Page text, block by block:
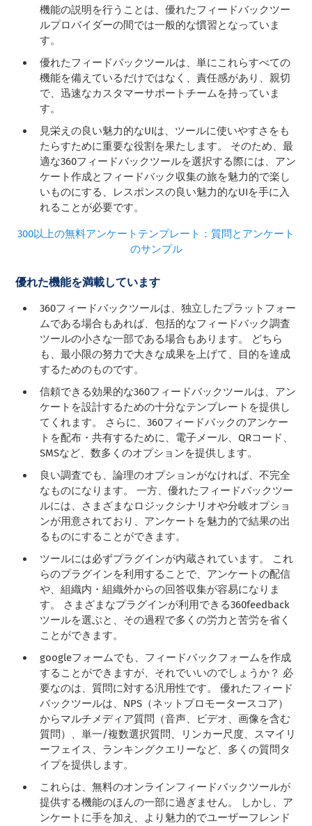
機能の説明を行うことは、優れたフィードバックツー
ルプロバイダーの間では一般的な慣習となっていま
す。
優れたフィードバックツールは、単にこれらすべての
機能を備えているだけではなく、責任感があり、親切
で、迅速なカスタマーサポートチームを持っていま
す。
見栄えの良い魅力的なUIは、ツールに使いやすさをも
たらすために重要な役割を果たします。 そのため、最
適な360フィードバックツールを選択する際には、アン
ケート作成とフィードバック収集の旅を魅力的で楽し
いものにする、レスポンスの良い魅力的なUIを手に入
れることが必要です。
300以上の無料アンケートテンプレート：質問とアンケート
のサンプル
優れた機能を満載しています
360フィードバックツールは、独立したプラットフォー
ムである場合もあれば、包括的なフィードバック調査
ツールの小さな一部である場合もあります。 どちら
も、最小限の努力で大きな成果を上げて、目的を達成
するためのものです。
信頼できる効果的な360フィードバックツールは、アン
ケートを設計するための十分なテンプレートを提供し
てくれます。 さらに、360フィードバックのアンケー
トを配布・共有するために、電子メール、QRコード、
SMSなど、数多くのオプションを提供します。
良い調査でも、論理のオプションがなければ、不完全
なものになります。 一方、優れたフィードバックツー
ルには、さまざまなロジックシナリオや分岐オプショ
ンが用意されており、アンケートを魅力的で結果の出
るものにすることができます。
ツールには必ずプラグインが内蔵されています。 これ
らのプラグインを利用することで、アンケートの配信
や、組織内・組織外からの回答収集が容易になりま
す。 さまざまなプラグインが利用できる360feedback
ツールを選ぶと、その過程で多くの労力と苦労を省く
ことができます。
googleフォームでも、フィードバックフォームを作成
することができますが、それでいいのでしょうか？ 必
要なのは、質問に対する汎用性です。 優れたフィード
バックツールは、NPS（ネットプロモータースコア）
からマルチメディア質問（音声、ビデオ、画像を含む
質問）、単一/複数選択質問、リンカー尺度、スマイリ
ーフェイス、ランキングクエリーなど、多くの質問タ
イプを提供します。
これらは、無料のオンラインフィードバックツールが
提供する機能のほんの一部に過ぎません。 しかし、ア
ンケートに手を加え、より魅力的でユーザーフレンド